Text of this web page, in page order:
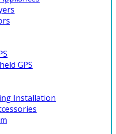
GPS
Installation